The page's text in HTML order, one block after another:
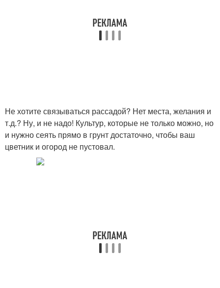
Не хотите связываться рассадой? Нет места, желания и
т.д.? Ну, и не надо! Культур, которые не только можно, но
и нужно сеять прямо в грунт достаточно, чтобы ваш
цветник и огород не пустовал.